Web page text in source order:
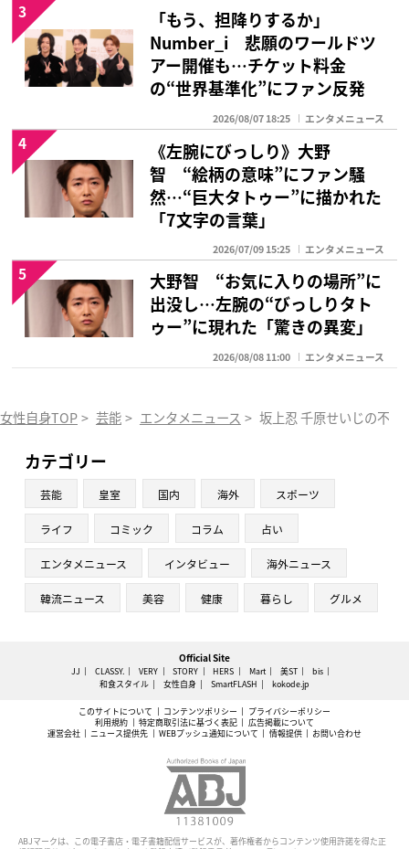
「もう、担降りするか」
Number_i 悲願のワールドツ
アー開催も…チケット料金
の“世界基準化”にファン反発
2026/08/07 18:25 エンタメニュース
3
《左腕にびっしり》大野
智 “絵柄の意味”にファン騒
然…“巨大タトゥー”に描かれた
「7文字の言葉」
2026/07/09 15:25 エンタメニュース
4
大野智 “お気に入りの場所”に
出没し…左腕の“びっしりタト
ゥー”に現れた「驚きの異変」
2026/08/08 11:00 エンタメニュース
5
女性自身TOP > 芸能 > エンタメニュース > 坂上忍 千原せいじの不
カテゴリー
芸能 皇室 国内 海外 スポーツ
ライフ コミック コラム 占い
エンタメニュース インタビュー 海外ニュース
韓流ニュース 美容 健康 暮らし グルメ
Official Site
JJ CLASSY. VERY STORY HERS Mart 美ST
bis
和食スタイル
女性自身 SmartFLASH kokode.jp
このサイトについて コンテンツポリシー
プライバシーポリシー
利用規約
特定商取引法に基づく表記
広告掲載について
運営会社
ニュース提供先 WEBプッシュ通知について 情報提供 お問い合わせ
ABJマークは、この電子書店・電子書籍配信サービスが、著作権者からコンテンツ使用許諾を得た正